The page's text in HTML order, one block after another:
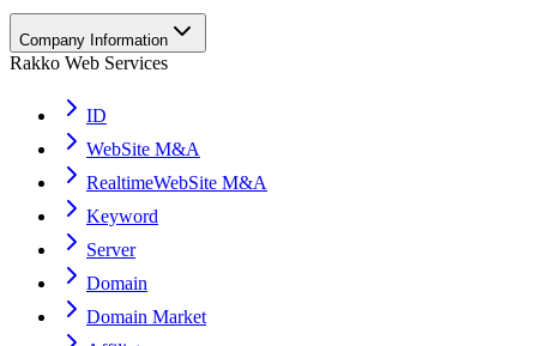
Company Information
Rakko Web Services
ID
WebSite M&A
RealtimeWebSite M&A
Keyword
Server
Domain
Domain Market